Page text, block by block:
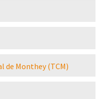
de Monthey (TCM)